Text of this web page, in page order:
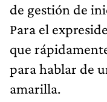
de gestión de
Para el
que
para hablar de
amarilla.